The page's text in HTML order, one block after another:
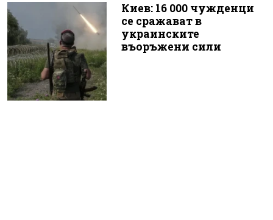
Киев: 16 000 чужденци
се сражават в
украинските
въоръжени сили